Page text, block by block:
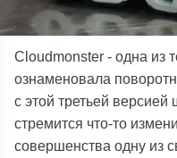
Cloudmonster- одна из
ознаменовала
с этойтретьей версией
стремится что-то
совершенства одну из